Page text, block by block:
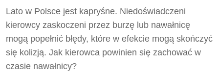
Lato w Polsce jest kapryśne. Niedoświadczeni
kierowcy zaskoczeni przez burzę lub nawałnicę
mogą popełnić błędy, które w efekcie mogą skończyć
się kolizją. Jak kierowca powinien się zachować w
czasie nawałnicy?